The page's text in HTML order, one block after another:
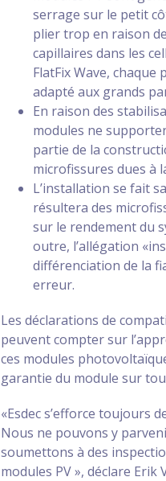
serrage sur le petit
plier trop en raison
capillaires dans les
FlatFix Wave,
adapté aux grands
En raison des
modules ne
partie de la
microfissures dues à
L’installation se fait
résultera des
sur le rendement du
outre, l’allégation
différenciation de la
erreur.
Les déclarations de
peuvent compter sur
ces modules
garantie du module sur
«Esdec s’efforce toujours
Nous ne pouvons y
soumettons à des
modules PV », déclare Erik